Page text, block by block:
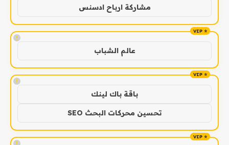
مشاركة ارباح ادسنس
!
عالم الشباب
!
باقة باك لينك
تحسين محركات البحث SEO
!